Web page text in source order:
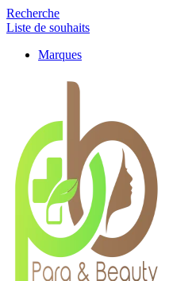
Recherche
Liste de souhaits
Marques